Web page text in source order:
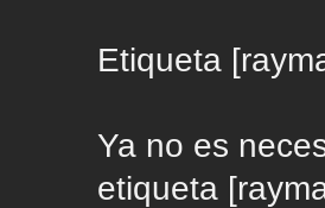
Etiqueta
Ya no es
etiqueta